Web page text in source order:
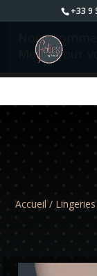
+33 9
Nous
Merci pour
Accueil / Lingeries